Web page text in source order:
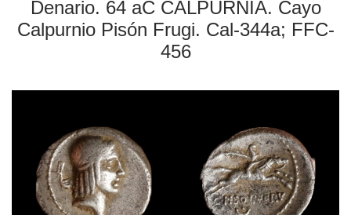
Denario. 64 aC CALPURNIA. Cayo
Calpurnio Pisón Frugi. Cal-344a; FFC-
456